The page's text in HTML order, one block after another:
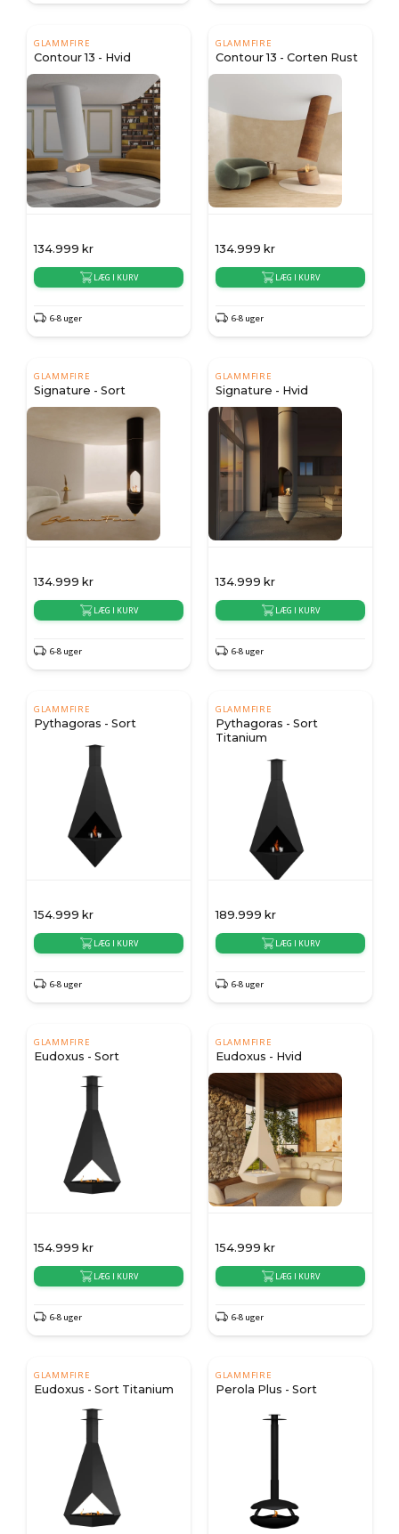
GLAMMFIRE
Contour 13 - Hvid
134.999 kr
LÆG I KURV
6-8 uger
GLAMMFIRE
Contour 13 - Corten Rust
134.999 kr
LÆG I KURV
6-8 uger
GLAMMFIRE
Signature - Sort
134.999 kr
LÆG I KURV
6-8 uger
GLAMMFIRE
Signature - Hvid
134.999 kr
LÆG I KURV
6-8 uger
GLAMMFIRE
Pythagoras - Sort
154.999 kr
LÆG I KURV
6-8 uger
GLAMMFIRE
Pythagoras - Sort
Titanium
189.999 kr
LÆG I KURV
6-8 uger
GLAMMFIRE
Eudoxus - Sort
154.999 kr
LÆG I KURV
6-8 uger
GLAMMFIRE
Eudoxus - Hvid
154.999 kr
LÆG I KURV
6-8 uger
GLAMMFIRE
Eudoxus - Sort Titanium
GLAMMFIRE
Perola Plus - Sort